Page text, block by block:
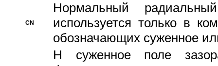
CN
Hормальный
используется только в
обозначающих суженное
H суженное поле